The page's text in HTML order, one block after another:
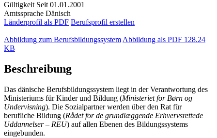
Gültigkeit Seit 01.01.2001
Amtssprache Dänisch
Länderprofil als PDF Berufsprofil erstellen
Abbildung zum Berufsbildungssystem Abbildung als PDF 128.24
KB
Beschreibung
Das dänische Berufsbildungssystem liegt in der Verantwortung des
Ministeriums für Kinder und Bildung (Ministeriet for Børn og
Undervisning). Die Sozialpartner werden über den Rat für
berufliche Bildung (Rådet for de grundlæggende Erhvervsrettede
Uddannelser – REU) auf allen Ebenen des Bildungssystems
eingebunden.